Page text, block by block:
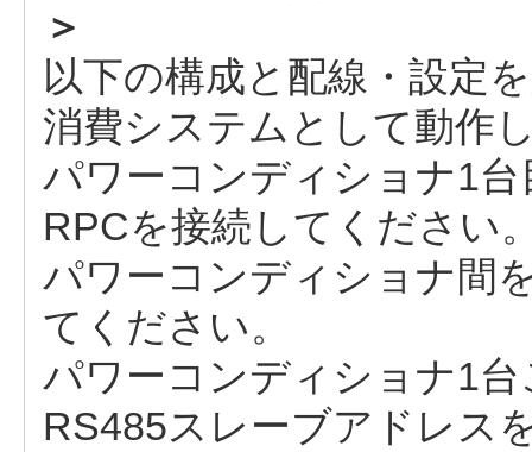
＞
以下の構成と配線・設定
消費システムとして動作
パワーコンディショナ1
RPCを接続してください
パワーコンディショナ間
てください。
パワーコンディショナ1
RS485スレーブアドレス